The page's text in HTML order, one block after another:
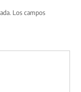
Los campos